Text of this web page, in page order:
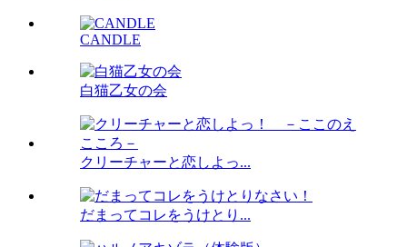
CANDLE
白猫乙女の会
クリーチャーと恋しよっ...
だまってコレをうけとり...